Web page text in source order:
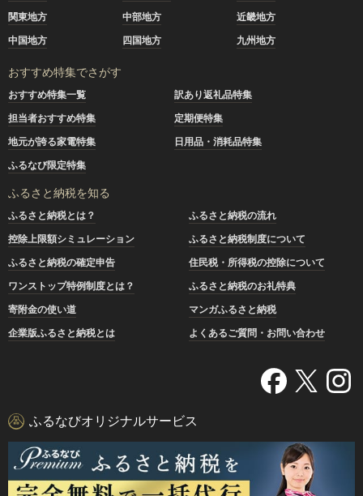
関東地方
中部地方
近畿地方
中国地方
四国地方 九州地方
おすすめ特集でさがす
おすすめ特集一覧
訳あり返礼品特集
担当者おすすめ特集
定期便特集
地元が誇る家電特集
日用品・消耗品特集
ふるなび限定特集
ふるさと納税を知る
ふるさと納税とは？
ふるさと納税の流れ
控除上限額シミュレーション
ふるさと納税制度について
ふるさと納税の確定申告
住民税・所得税の控除について
ワンストップ特例制度とは？
ふるさと納税のお礼特典
寄附金の使い道
マンガふるさと納税
企業版ふるさと納税とは
よくあるご質問・お問い合わせ
ふるなびオリジナルサービス